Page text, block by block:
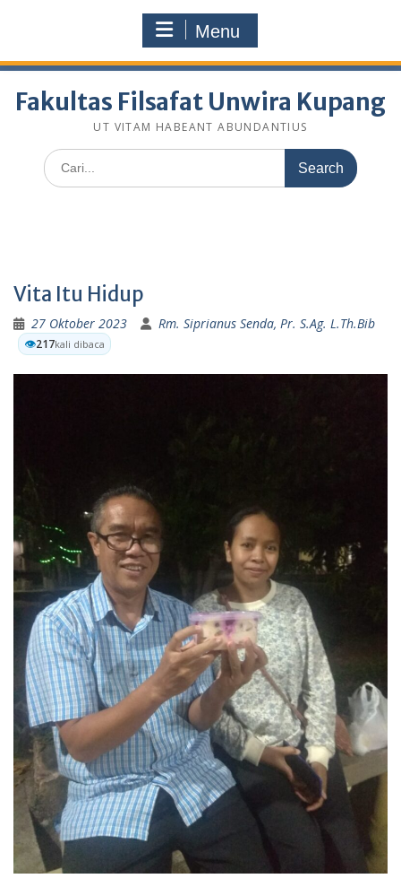
fakultasfilsafatunwirakupang@gmail.com
Selamat Datang Di Website Resmi Fakultas Filsafat
Fakultas Filsafat Unwira Kupang
UT VITAM HABEANT ABUNDANTIUS
Search
for:
Menu
Vita Itu Hidup
27 Oktober 2023 Rm. Siprianus Senda, Pr. S.Ag. L.Th.Bib
👁️217kali dibaca